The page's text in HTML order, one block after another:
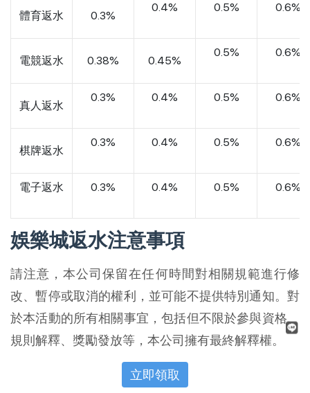
體育返水 0.3%
0.4% 0.5% 0.6%
電競返水 0.38% 0.45%
0.5% 0.6%
真人返水
0.3% 0.4% 0.5% 0.6%
棋牌返水
0.3% 0.4% 0.5% 0.6%
電子返水 0.3% 0.4% 0.5% 0.6%
娛樂城返水注意事項
請注意，本公司保留在任何時間對相關規範進行修
改、暫停或取消的權利，並可能不提供特別通知。對
於本活動的所有相關事宜，包括但不限於參與資格、
規則解釋、獎勵發放等，本公司擁有最終解釋權。
立即領取